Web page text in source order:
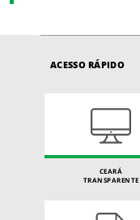
ACESSO RÁPIDO
CEARÁ
TRANSPARENTE